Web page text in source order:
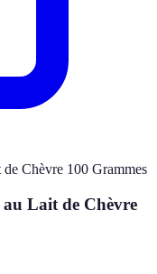
Lait de Chèvre